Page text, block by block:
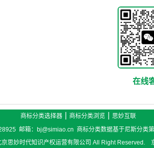
在线
商标分类选择器 商标分类浏览
思妙互联
邮箱：bj@simiao.cn 商标分类数据基于尼斯分类
思妙时代知识产权运营有限公司 All Right Reserved.